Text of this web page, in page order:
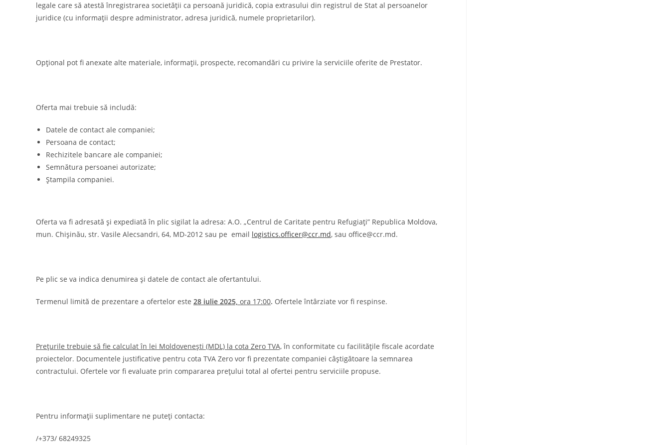
legale care să atestă înregistrarea societății ca persoană juridică, copia extrasului din registrul de Stat al persoanelor
juridice (cu informații despre administrator, adresa juridică, numele proprietarilor).
Opțional pot fi anexate alte materiale, informații, prospecte, recomandări cu privire la serviciile oferite de Prestator.
Oferta mai trebuie să includă:
Datele de contact ale companiei;
Persoana de contact;
Rechizitele bancare ale companiei;
Semnătura persoanei autorizate;
Ștampila companiei.
Oferta va fi adresată şi expediată în plic sigilat la adresa: A.O. „Centrul de Caritate pentru Refugiați” Republica Moldova,
mun. Chișinău, str. Vasile Alecsandri, 64, MD-2012 sau pe email logistics.officer@ccr.md, sau office@ccr.md.
Pe plic se va indica denumirea și datele de contact ale ofertantului.
Termenul limită de prezentare a ofertelor este 28 iulie 2025, ora 17:00. Ofertele întârziate vor fi respinse.
Prețurile trebuie să fie calculat în lei Moldovenești (MDL) la cota Zero TVA, în conformitate cu facilitățile fiscale acordate
proiectelor. Documentele justificative pentru cota TVA Zero vor fi prezentate companiei câştigătoare la semnarea
contractului. Ofertele vor fi evaluate prin compararea prețului total al ofertei pentru serviciile propuse.
Pentru informații suplimentare ne puteți contacta:
/+373/ 68249325